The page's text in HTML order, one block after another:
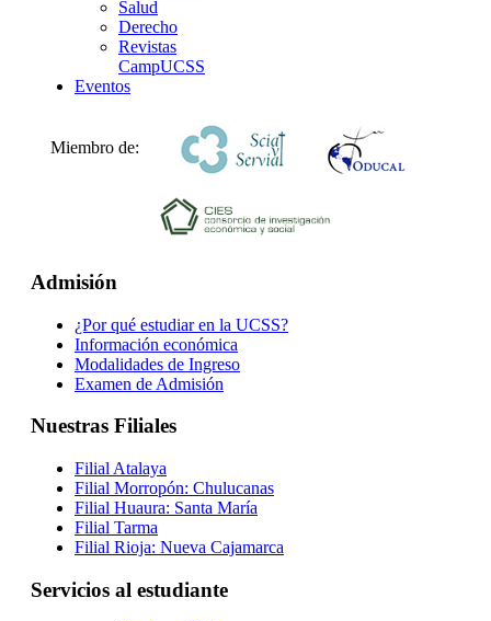
Salud
Derecho
Revistas
CampUCSS
Eventos
Miembro de:
Admisión
¿Por qué estudiar en la UCSS?
Información económica
Modalidades de Ingreso
Examen de Admisión
Nuestras Filiales
Filial Atalaya
Filial Morropón: Chulucanas
Filial Huaura: Santa María
Filial Tarma
Filial Rioja: Nueva Cajamarca
Servicios al estudiante